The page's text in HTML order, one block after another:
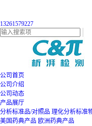
13261579227
公司首页
公司介绍
公司动态
产品展厅
分析标准品/对照品 理化分析标准
美国药典产品 欧洲药典产品